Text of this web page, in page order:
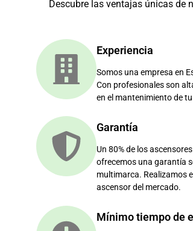
Descubre las ventajas únicas de
Experiencia
Somos una empresa en
Con profesionales son
en el mantenimiento de
Garantía
Un 80% de los
ofrecemos una garantía
multimarca. Realizamos
ascensor del mercado.
Mínimo tiempo de